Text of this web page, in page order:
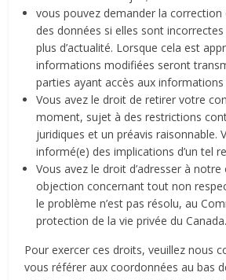
vous pouvez demander la correction
des données si elles sont
plus d’actualité. Lorsque cela est
informations modifiées seront
parties ayant accès aux
Vous avez le droit de retirer votre
moment, sujet à des restrictions
juridiques et un préavis raisonnable.
informé(e) des implications d’un tel
Vous avez le droit d’adresser à
objection concernant tout non
le problème n’est pas résolu, au
protection de la vie privée du Canada.
Pour exercer ces droits, veuillez nous
vous référer aux coordonnées au bas